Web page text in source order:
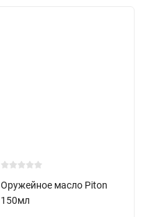
Оружейное масло Piton
150мл